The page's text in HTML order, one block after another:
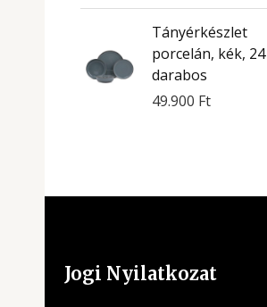
Tányérkészlet
porcelán, kék, 24
darabos
49.900 Ft
Jogi Nyilatkozat